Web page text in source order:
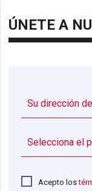
ÚNETE A
Acepto los